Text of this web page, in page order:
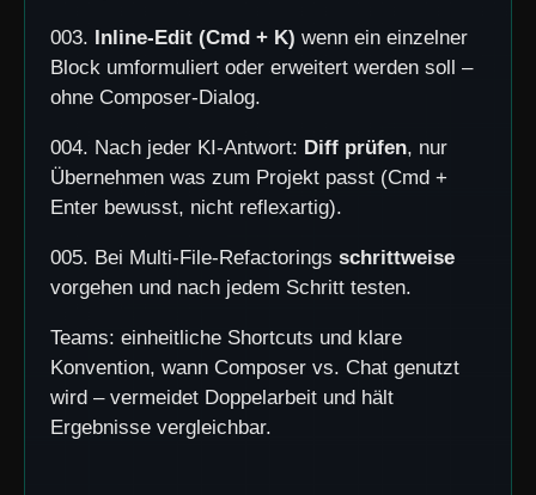
003. Inline-Edit (Cmd + K) wenn ein einzelner
Block umformuliert oder erweitert werden soll –
ohne Composer-Dialog.
004. Nach jeder KI-Antwort: Diff prüfen, nur
Übernehmen was zum Projekt passt (Cmd +
Enter bewusst, nicht reflexartig).
005. Bei Multi-File-Refactoringsschrittweise
vorgehen und nach jedem Schritt testen.
Teams: einheitliche Shortcuts und klare
Konvention, wann Composer vs. Chat genutzt
wird – vermeidet Doppelarbeit und hält
Ergebnisse vergleichbar.